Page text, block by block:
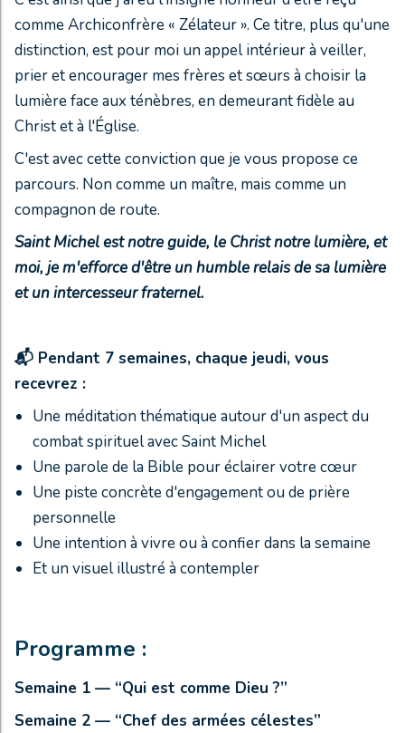
comme Archiconfrère « Zélateur ». Ce titre, plus qu'une
distinction, est pour moi un appel intérieur à veiller,
prier et encourager mes frères et sœurs à choisir la
lumière face aux ténèbres, en demeurant fidèle au
Christ et à l'Église.
C'est avec cette conviction que je vous propose ce
parcours. Non comme un maître, mais comme un
compagnon de route.
Saint Michel est notre guide, le Christ notre lumière, et
moi, je m'efforce d'être un humble relais de sa lumière
et un intercesseur fraternel.
📬 Pendant 7 semaines, chaque jeudi, vous
recevrez :
Une méditation thématique autour d'un aspect du
combat spirituel avec Saint Michel
Une parole de la Bible pour éclairer votre cœur
Une piste concrète d'engagement ou de prière
personnelle
Une intention à vivre ou à confier dans la semaine
Et un visuel illustré à contempler
Programme :
Semaine 1 — “Qui est comme Dieu ?”
Semaine 2 — “Chef des armées célestes”